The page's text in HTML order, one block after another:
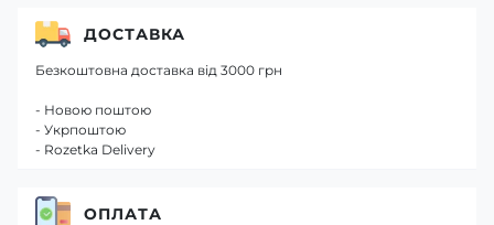
ДОСТАВКА
Безкоштовна доставка від 3000 грн
- Новою поштою
- Укрпоштою
- Rozetka Delivery
ОПЛАТА